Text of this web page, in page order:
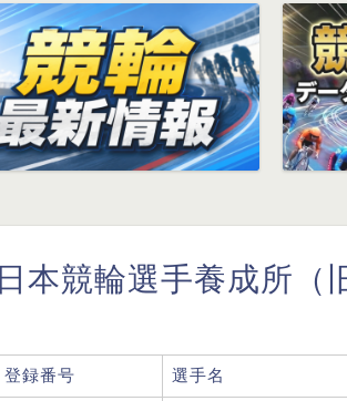
日本競輪選手養成所（
登録番号 選手名